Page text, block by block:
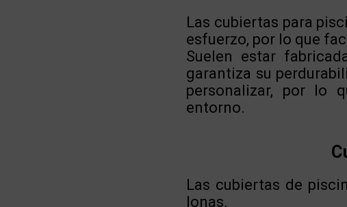
Las cubiertas para
esfuerzo, por lo que
Suelen estar
garantiza su
personalizar, por lo
entorno.
Las cubiertas de
lonas.